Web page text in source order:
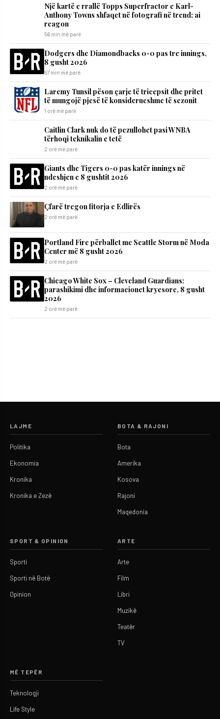
Një kartë e rrallë Topps Superfractor e Karl-
Anthony Towns shfaqet në fotografi në trend; ai
reagon
56 min më parë
Dodgers dhe Diamondbacks 0-0 pas tre innings,
8 gusht 2026
57 min më parë
Laremy Tunsil pëson çarje të tricepsit dhe pritet
të mungojë pjesë të konsiderueshme të sezonit
1 orë më parë
Caitlin Clark nuk do të pezullohet pasi WNBA
tërhoqi teknikalin e tetë
2 orë më parë
Giants dhe Tigers 0-0 pas katër innings në
ndeshjen e 8 gushtit 2026
2 orë më parë
Çfarë tregon fitorja e Edlirës
2 orë më parë
Portland Fire përballet me Seattle Storm në Moda
Center më 8 gusht 2026
2 orë më parë
Chicago White Sox – Cleveland Guardians:
parashikimi dhe informacionet kryesore, 8 gusht
2026
2 orë më parë
LAJME
Politika
Ekonomia
Kronika
Kronika e Zezë
BOTA & RAJONI
Bota
Amerika
Kosova
Rajoni
Maqedonia
SPORT & OPINION
Sporti
Sporti në Botë
Opinion
ARTE
Arte
Film
Libri
Muzikë
Teatër
TV
MË TEPËR
Teknologji
Life Style